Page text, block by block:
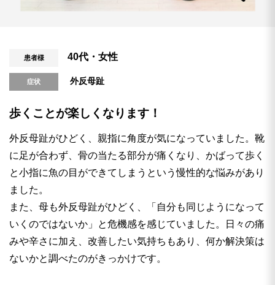
患者様 40代・女性
症状 外反母趾
歩くことが楽しくなります！
外反母趾がひどく、親指に角度が気になっていました。靴
に足が合わず、骨の当たる部分が痛くなり、かばって歩く
と小指に魚の目ができてしまうという慢性的な悩みがあり
ました。
また、母も外反母趾がひどく、「自分も同じようになって
いくのではないか」と危機感を感じていました。日々の痛
みや辛さに加え、改善したい気持ちもあり、何か解決策は
ないかと調べたのがきっかけです。